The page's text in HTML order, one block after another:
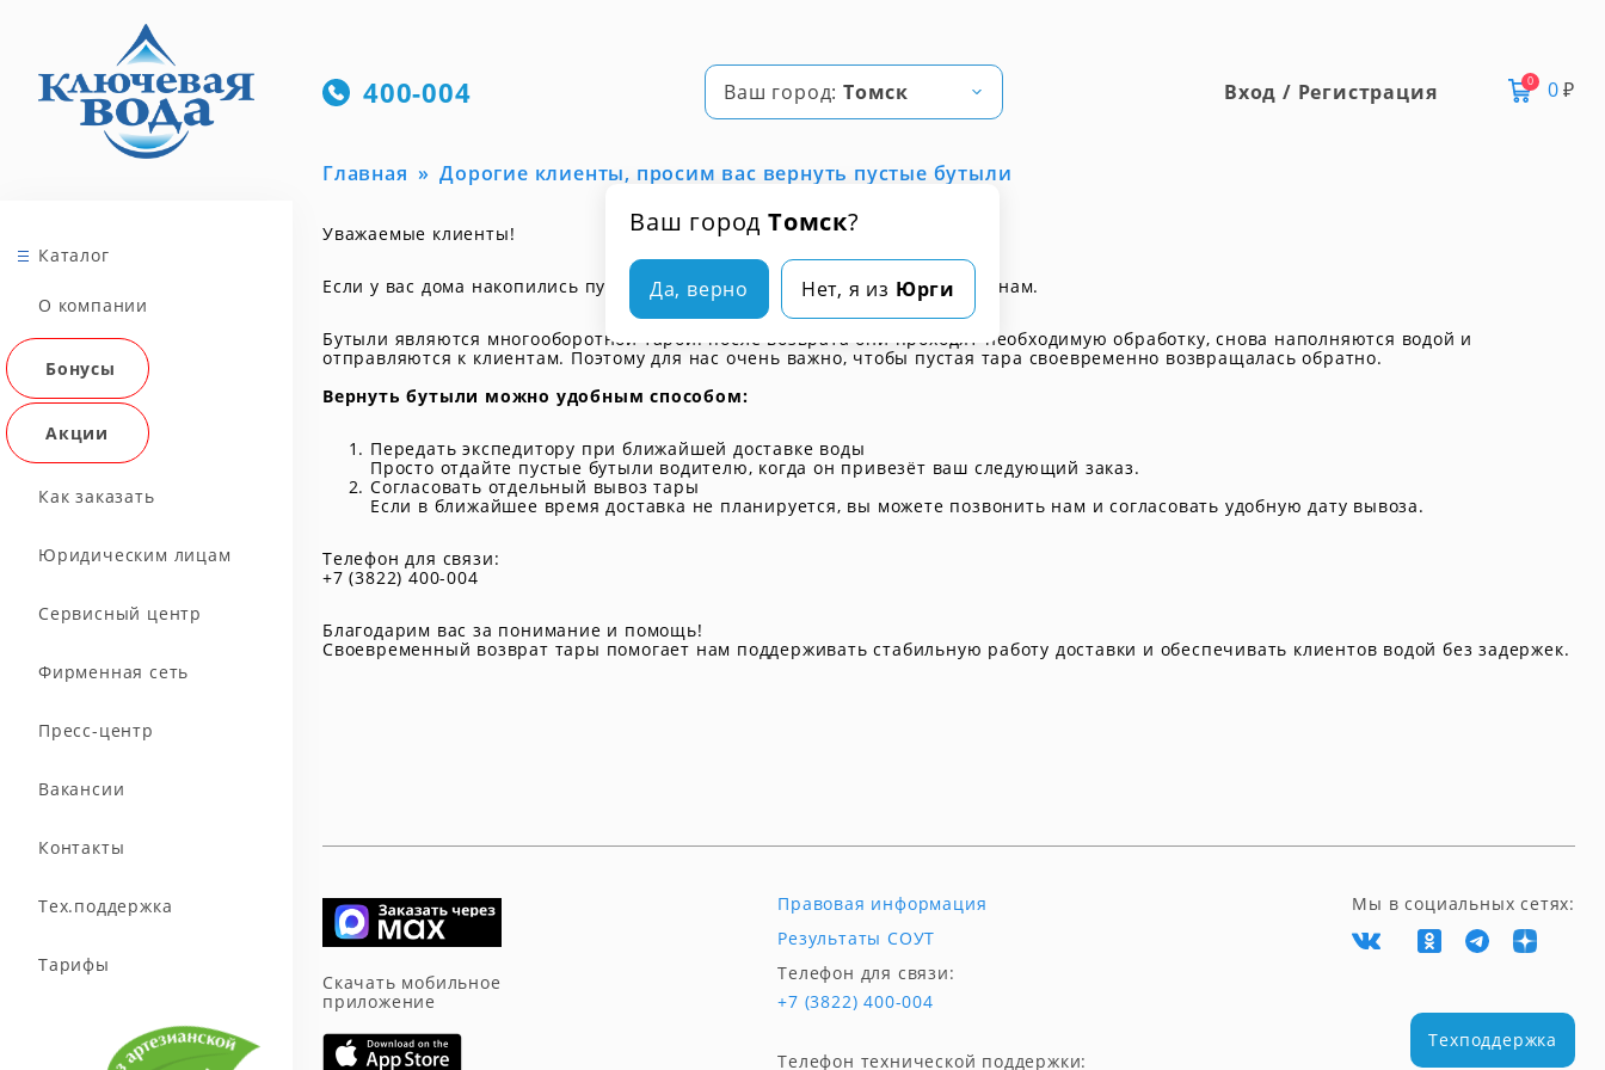
Ваш город Томск?
Да, верно Нет, я из Юрги
Каталог
О компании
Бонусы
Акции
Как заказать
Юридическим лицам
Сервисный центр
Фирменная сеть
Пресс-центр
Вакансии
Контакты
Тех.поддержка
Тарифы
400-004 Ваш город:Томск Вход / Регистрация 0 0₽
Главная Дорогие клиенты, просим вас вернуть пустые бутыли
Уважаемые клиенты!
Если у вас дома накопились пустые бутыли 19 л, пожалуйста, верните их нам.
Бутыли являются многооборотной тарой: после возврата они проходят необходимую обработку, снова наполняются водой и
отправляются к клиентам. Поэтому для нас очень важно, чтобы пустая тара своевременно возвращалась обратно.
Вернуть бутыли можно удобным способом:
Передать экспедитору при ближайшей доставке воды
Просто отдайте пустые бутыли водителю, когда он привезёт ваш следующий заказ.
Согласовать отдельный вывоз тары
Если в ближайшее время доставка не планируется, вы можете позвонить нам и согласовать удобную дату вывоза.
Телефон для связи:
+7 (3822) 400-004
Благодарим вас за понимание и помощь!
Своевременный возврат тары помогает нам поддерживать стабильную работу доставки и обеспечивать клиентов водой без задержек.
Скачать мобильное
приложение
Правовая информация
Результаты СОУТ
Телефон для связи:
+7 (3822) 400-004
Телефон технической поддержки:
Мы в социальных сетях:
Техподдержка